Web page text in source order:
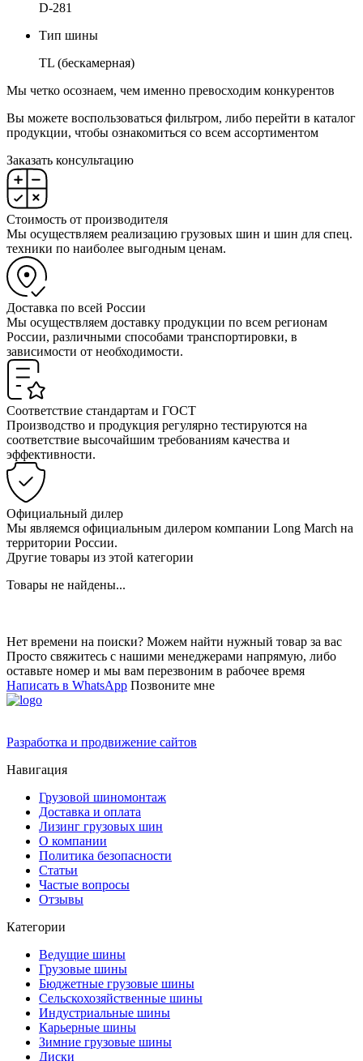
D-281
Тип шины
TL (бескамерная)
Мы четко осознаем, чем именно превосходим конкурентов
Вы можете воспользоваться фильтром, либо перейти в каталог
продукции, чтобы ознакомиться со всем ассортиментом
Заказать консультацию
Стоимость от производителя
Мы осуществляем реализацию грузовых шин и шин для спец.
техники по наиболее выгодным ценам.
Доставка по всей России
Мы осуществляем доставку продукции по всем регионам
России, различными способами транспортировки, в
зависимости от необходимости.
Соответствие стандартам и ГОСТ
Производство и продукция регулярно тестируются на
соответствие высочайшим требованиям качества и
эффективности.
Официальный дилер
Мы являемся официальным дилером компании Long March на
территории России.
Другие товары из этой категории
Товары не найдены...
Нет времени на поиски? Можем найти нужный товар за вас
Просто свяжитесь с нашими менеджерами напрямую, либо
оставьте номер и мы вам перезвоним в рабочее время
Написать в WhatsApp Позвоните мне
Разработка и продвижение сайтов
Навигация
Грузовой шиномонтаж
Доставка и оплата
Лизинг грузовых шин
О компании
Политика безопасности
Статьи
Частые вопросы
Отзывы
Категории
Ведущие шины
Грузовые шины
Бюджетные грузовые шины
Сельскохозяйственные шины
Индустриальные шины
Карьерные шины
Зимние грузовые шины
Диски